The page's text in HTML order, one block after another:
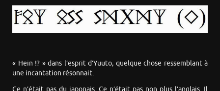
« Hein !? » dans l’esprit d’Yuuto, quelque chose ressemblant à
une incantation résonnait.